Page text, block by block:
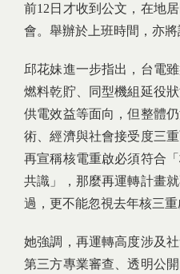
前12日才收到公文，在地
會。舉辦於上班時間，亦將
邱花妹進一步指出，台電
燃料乾貯、同型機組延役
供電效益等面向，但整體
術、經濟與社會接受度三
再宣稱核電重啟必須符合
共識」，那麼再運轉計畫
過，更不能忽視去年核三重
她強調，再運轉高度涉及
第三方專業審查、透明公